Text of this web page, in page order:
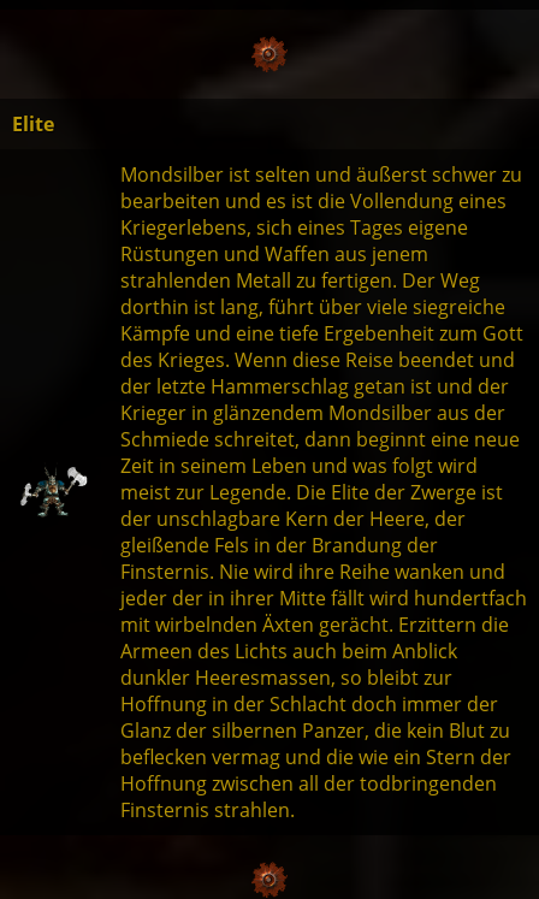
Elite
Mondsilber ist selten und äußerst schwer zu
bearbeiten und es ist die Vollendung eines
Kriegerlebens, sich eines Tages eigene
Rüstungen und Waffen aus jenem
strahlenden Metall zu fertigen. Der Weg
dorthin ist lang, führt über viele siegreiche
Kämpfe und eine tiefe Ergebenheit zum Gott
des Krieges. Wenn diese Reise beendet und
der letzte Hammerschlag getan ist und der
Krieger in glänzendem Mondsilber aus der
Schmiede schreitet, dann beginnt eine neue
Zeit in seinem Leben und was folgt wird
meist zur Legende. Die Elite der Zwerge ist
der unschlagbare Kern der Heere, der
gleißende Fels in der Brandung der
Finsternis. Nie wird ihre Reihe wanken und
jeder der in ihrer Mitte fällt wird hundertfach
mit wirbelnden Äxten gerächt. Erzittern die
Armeen des Lichts auch beim Anblick
dunkler Heeresmassen, so bleibt zur
Hoffnung in der Schlacht doch immer der
Glanz der silbernen Panzer, die kein Blut zu
beflecken vermag und die wie ein Stern der
Hoffnung zwischen all der todbringenden
Finsternis strahlen.